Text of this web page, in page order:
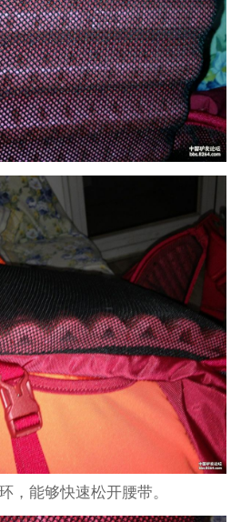
，能够快速松开腰带。